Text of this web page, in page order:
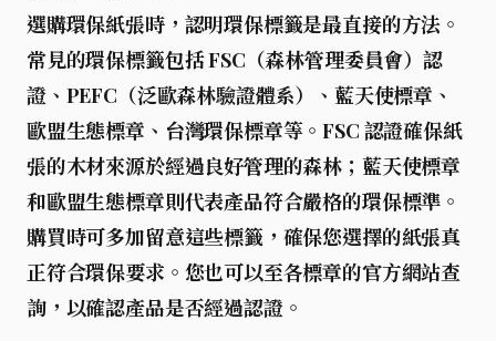
選購環保紙張時，認明環保標籤是最直接的方法。
常見的環保標籤包括 FSC（森林管理委員會）認
證、PEFC（泛歐森林驗證體系）、藍天使標章、
歐盟生態標章、台灣環保標章等。FSC 認證確保紙
張的木材來源於經過良好管理的森林；藍天使標章
和歐盟生態標章則代表產品符合嚴格的環保標準。
購買時可多加留意這些標籤，確保您選擇的紙張真
正符合環保要求。您也可以至各標章的官方網站查
詢，以確認產品是否經過認證。